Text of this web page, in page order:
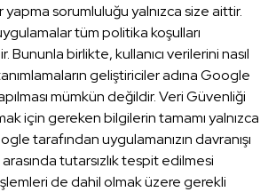
yapma sorumluluğu yalnızca size aittir.
tüm politika koşulları
Bununla birlikte, kullanıcı verilerini nasıl
geliştiriciler adına Google
mümkün değildir. Veri Güvenliği
için gereken bilgilerin tamamı yalnızca
tarafından uygulamanızın davranışı
arasında tutarsızlık tespit edilmesi
de dahil olmak üzere gerekli